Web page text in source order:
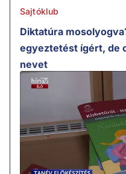
Sajtóklub
Diktatúra
egyeztetést ígért, de
nevet